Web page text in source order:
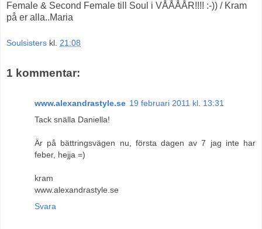
Female & Second Female till Soul i VÅÅÅÅR!!!! :-)) / Kram
på er alla..Maria
Soulsisters kl. 21:08
1 kommentar:
www.alexandrastyle.se 19 februari 2011 kl. 13:31
Tack snälla Daniella!
Är på bättringsvägen nu, första dagen av 7 jag inte har
feber, hejja =)
kram
www.alexandrastyle.se
Svara